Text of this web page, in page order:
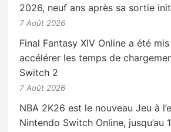
2026, neuf ans après sa sortie
7 Août 2026
Final Fantasy XIV Online a été
accélérer les temps de
Switch 2
7 Août 2026
NBA 2K26 est le nouveau Jeu à
Nintendo Switch Online, jusqu’au